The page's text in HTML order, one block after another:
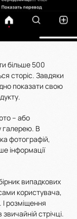
більше 500
сторіс. Завдяки
показати свою
– або
галерею. В
фотографій,
інформації
випадкових
користувача,
розміщення
стрічці.